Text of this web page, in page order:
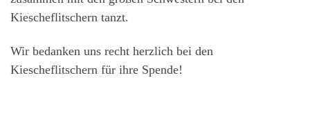
Kiescheflitschern tanzt.
Wir bedanken uns recht herzlich bei den
Kiescheflitschern für ihre Spende!